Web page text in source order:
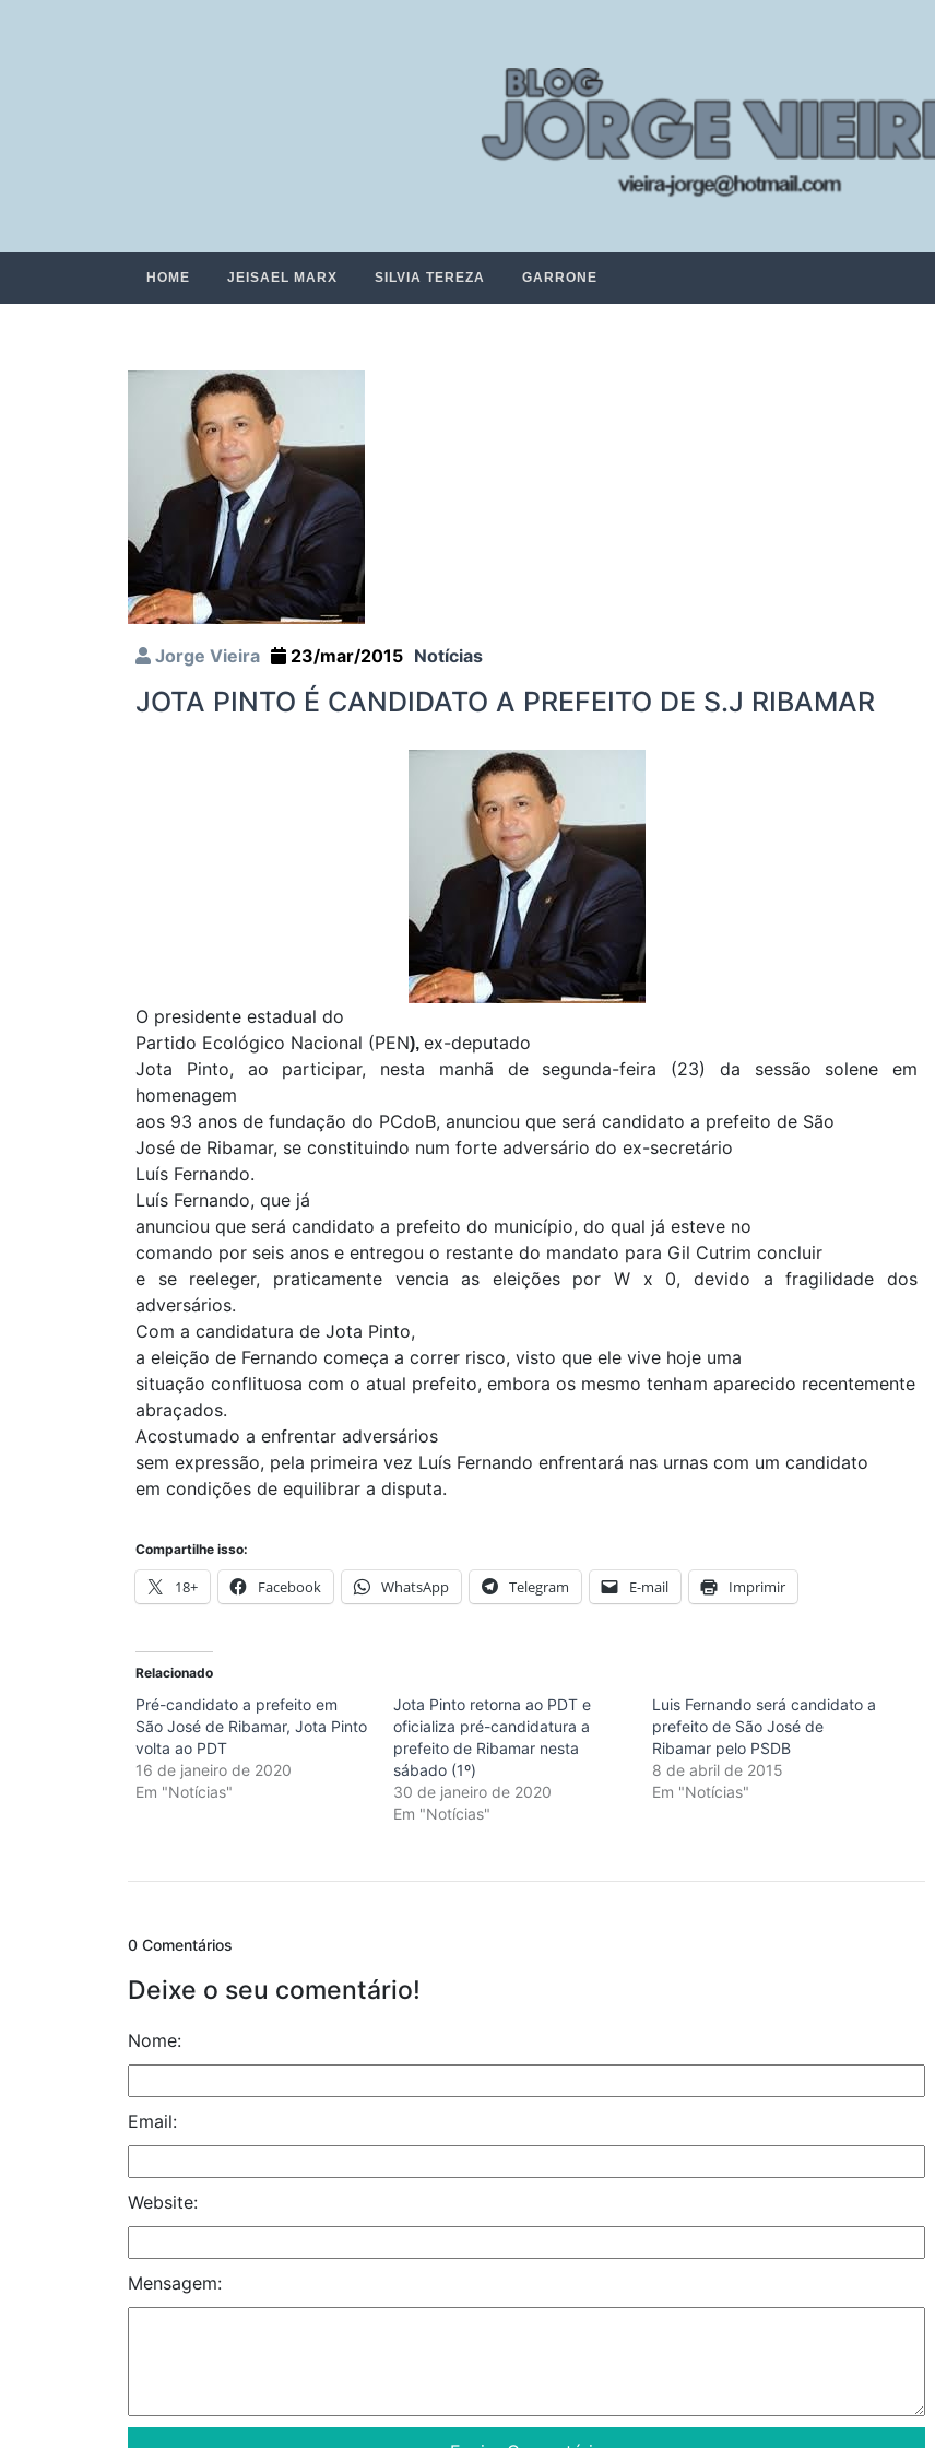
HOME JEISAEL MARX SILVIA TEREZA GARRONE
Jorge Vieira 23/mar/2015 Notícias
JOTA PINTO É CANDIDATO A PREFEITO DE S.J RIBAMAR
O presidente estadual do
Partido Ecológico Nacional (PEN), ex-deputado
Jota Pinto, ao participar, nesta manhã de segunda-feira (23) da sessão solene em
homenagem
aos 93 anos de fundação do PCdoB, anunciou que será candidato a prefeito de São
José de Ribamar, se constituindo num forte adversário do ex-secretário
Luís Fernando.
Luís Fernando, que já
anunciou que será candidato a prefeito do município, do qual já esteve no
comando por seis anos e entregou o restante do mandato para Gil Cutrim concluir
e se reeleger, praticamente vencia as eleições por W x 0, devido a fragilidade dos
adversários.
Com a candidatura de Jota Pinto,
a eleição de Fernando começa a correr risco, visto que ele vive hoje uma
situação conflituosa com o atual prefeito, embora os mesmo tenham aparecido recentemente
abraçados.
Acostumado a enfrentar adversários
sem expressão, pela primeira vez Luís Fernando enfrentará nas urnas com um candidato
em condições de equilibrar a disputa.
Compartilhe isso:
18+ Facebook WhatsApp Telegram E-mail Imprimir
Relacionado
Pré-candidato a prefeito em
São José de Ribamar, Jota Pinto
volta ao PDT
16 de janeiro de 2020
Em "Notícias"
Jota Pinto retorna ao PDT e
oficializa pré-candidatura a
prefeito de Ribamar nesta
sábado (1º)
30 de janeiro de 2020
Em "Notícias"
Luis Fernando será candidato a
prefeito de São José de
Ribamar pelo PSDB
8 de abril de 2015
Em "Notícias"
0 Comentários
Deixe o seu comentário!
Nome:
Email:
Website:
Mensagem: